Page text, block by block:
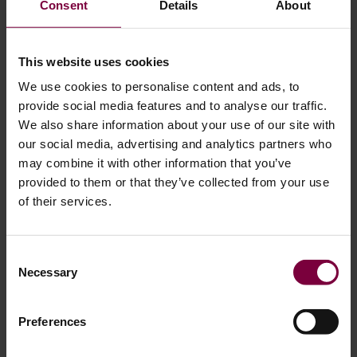
Consent Details About
This website uses cookies
We use cookies to personalise content and ads, to
provide social media features and to analyse our traffic.
We also share information about your use of our site with
our social media, advertising and analytics partners who
may combine it with other information that you’ve
provided to them or that they’ve collected from your use
of their services.
Selection
Necessary
Preferences
Mobil eller værkstedsbaseret Diamond Cut
En af de første beslutninger, købere bør træffe, er, hvorvidt
maskinen skal operere fra et fast værksted eller som en del